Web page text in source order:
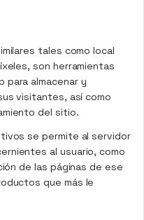
tales como local
son herramientas
para almacenar y
visitantes, así como
del sitio.
se permite al servidor
al usuario, como
de las páginas de ese
que más le